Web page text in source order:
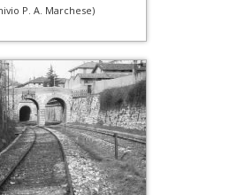
P. A. Marchese)